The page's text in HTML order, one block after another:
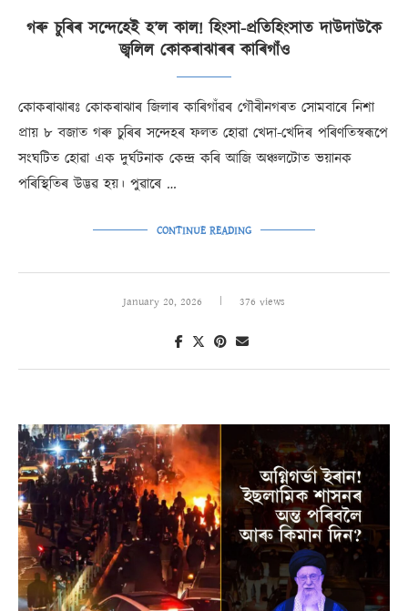
গৰু চুৰিৰ সন্দেহেই হ’ল কাল! হিংসা-প্ৰতিহিংসাত দাউদাউকৈ
জ্বলিল কোকৰাঝাৰৰ কাৰিগাঁও
কোকৰাঝাৰঃ কোকৰাঝাৰ জিলাৰ কাৰিগাঁৱৰ গৌৰীনগৰত সোমবাৰে নিশা
প্ৰায় ৮ বজাত গৰু চুৰিৰ সন্দেহৰ ফলত হোৱা খেদা-খেদিৰ পৰিণতিস্বৰূপে
সংঘটিত হোৱা এক দুৰ্ঘটনাক কেন্দ্ৰ কৰি আজি অঞ্চলটোত ভয়ানক
পৰিস্থিতিৰ উদ্ভৱ হয়। পুৱাৰে …
CONTINUE READING
January 20, 2026 376 views